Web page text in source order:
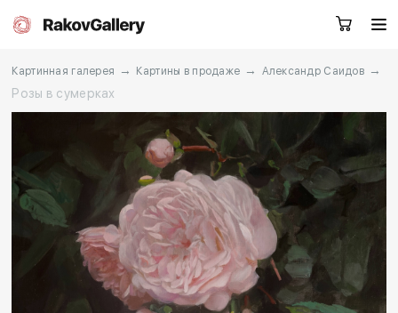
RU EN
Художники
Услуги
Заказать звонок
Картинная галерея → Картины в продаже → Александр Саидов →
Розы в сумерках